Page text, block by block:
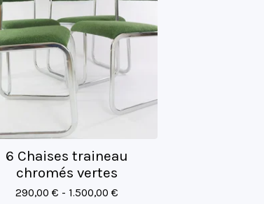
6 Chaises traineau
chromés vertes
290,00 € - 1.500,00 €